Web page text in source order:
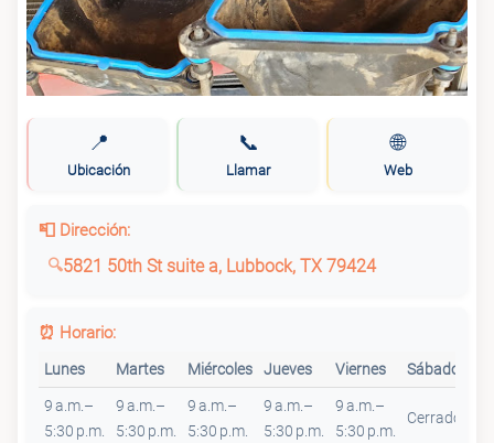
📍
Ubicación
📞
Llamar
🌐
Web
📮 Dirección:
5821 50th St suite a, Lubbock, TX 79424
⏰ Horario:
Lunes Martes Miércoles Jueves Viernes Sábado
9 a.m.–
5:30 p.m.
9 a.m.–
5:30 p.m.
9 a.m.–
5:30 p.m.
9 a.m.–
5:30 p.m.
9 a.m.–
5:30 p.m.
Cerrado